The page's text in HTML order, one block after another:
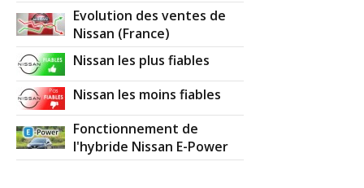
15/20
1.5 dCi 110 ch 20000km.2011.acenta.1.5
DCI 1(0
12/20
1.5 dCi 110 ch 55000 2012 ACENTA
2012(1 )
12/20 1.5 dCi 110 ch 87000
Evolution des ventes de
Nissan (France)
Nissan les plus fiables
Nissan les moins fiables
Fonctionnement de
l'hybride Nissan E-Power